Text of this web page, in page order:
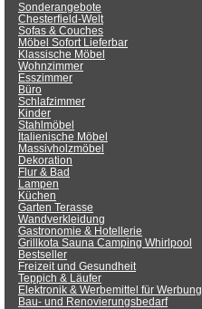
Sonderangebote
Chesterfield-Welt
Sofas & Couches
Möbel Sofort Lieferbar
Klassische Möbel
Wohnzimmer
Esszimmer
Büro
Schlafzimmer
Kinder
Stahlmöbel
Italienische Möbel
Massivholzmöbel
Dekoration
Flur & Bad
Lampen
Küchen
Garten Terasse
Wandverkleidung
Gastronomie & Hotellerie
Grillkota Sauna Camping Whirlpool
Bestseller
Freizeit und Gesundheit
Teppich & Läufer
Elektronik & Werbemittel für Werbung
Bau- und Renovierungsbedarf